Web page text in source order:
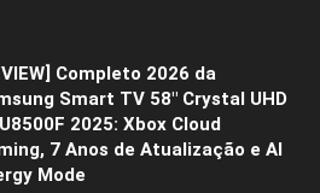
Completo 2026 da
Smart TV 58″ Crystal UHD
2025: Xbox Cloud
7 Anos de Atualização e AI
Mode